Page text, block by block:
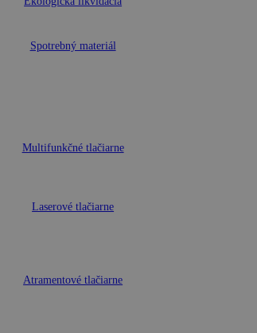
Spotrebný materiál
Multifunkčné tlačiarne
Laserové tlačiarne
Atramentové tlačiarne